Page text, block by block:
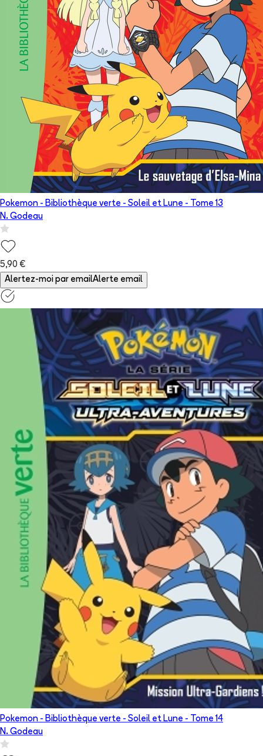
Pokemon - Bibliothèque verte - Soleil et Lune - Tome 13
N. Godeau
5,90 €
Alertez-moi par emailAlerte email
Pokemon - Bibliothèque verte - Soleil et Lune - Tome 14
N. Godeau